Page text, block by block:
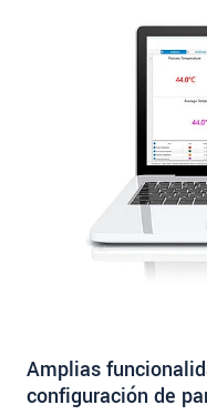
Amplias
configuración de